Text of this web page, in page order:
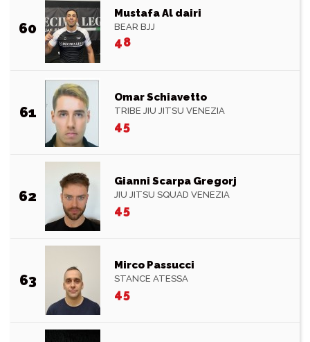
60
Mustafa Al dairi
BEAR BJJ
48
61
Omar Schiavetto
TRIBE JIU JITSU VENEZIA
45
62
Gianni Scarpa Gregorj
JIU JITSU SQUAD VENEZIA
45
63
Mirco Passucci
STANCE ATESSA
45